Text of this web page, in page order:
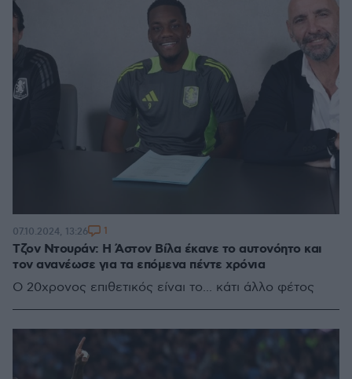
Τζον Ντουράν: Η Άστον Βίλα έκανε το αυτονόητο και
τον ανανέωσε για τα επόμενα πέντε χρόνια
Ο 20χρονος επιθετικός είναι το... κάτι άλλο φέτος
07.10.2024, 13:26 1